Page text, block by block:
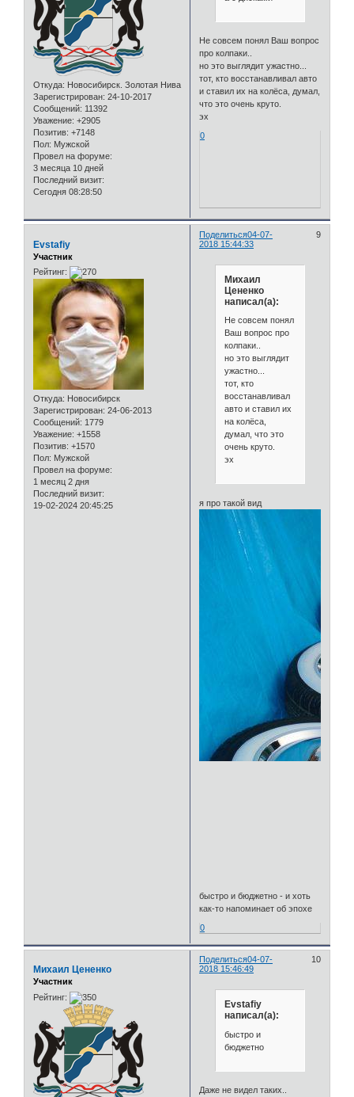
Откуда: Новосибирск. Золотая Нива
Зарегистрирован: 24-10-2017
Сообщений: 11392
Уважение: +2905
Позитив: +7148
Пол: Мужской
Провел на форуме:
3 месяца 10 дней
Последний визит:
Сегодня 08:28:50
Не совсем понял Ваш вопрос
про колпаки..
но это выглядит ужастно...
тот, кто восстанавливал авто
и ставил их на колёса, думал,
что это очень круто.
эх
0
Поделиться 9
04-07-
2018 15:44:33
Evstafiy
Участник
Рейтинг:
Откуда: Новосибирск
Зарегистрирован: 24-06-2013
Сообщений: 1779
Уважение: +1558
Позитив: +1570
Пол: Мужской
Провел на форуме:
1 месяц 2 дня
Последний визит:
19-02-2024 20:45:25
Михаил
Цененко
написал(а):
Не совсем понял
Ваш вопрос про
колпаки..
но это выглядит
ужастно...
тот, кто
восстанавливал
авто и ставил их
на колёса,
думал, что это
очень круто.
эх
я про такой вид
быстро и бюджетно - и хоть
как-то напоминает об эпохе
0
Поделиться 10
04-07-
2018 15:46:49
Михаил Цененко
Участник
Рейтинг:
Evstafiy
написал(а):
быстро и
бюджетно
Даже не видел таких..